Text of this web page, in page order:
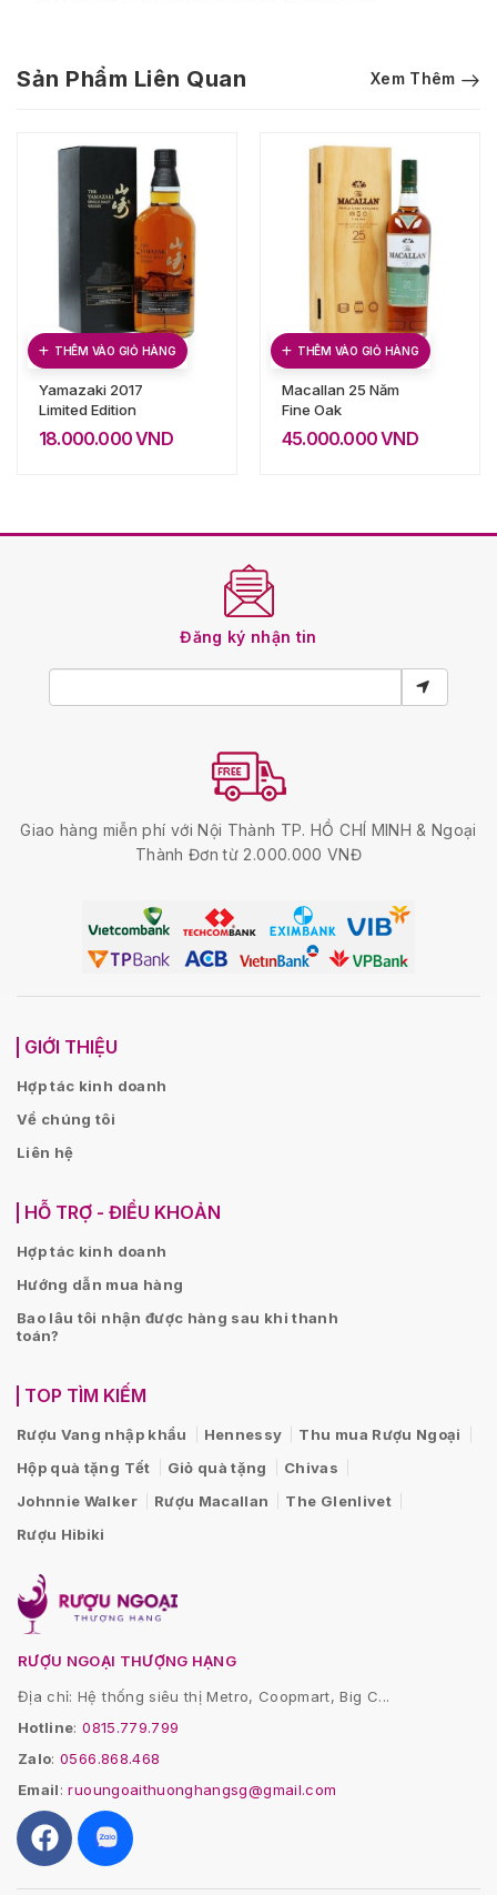
Sản Phẩm Liên Quan Xem Thêm
THÊM VÀO GIỎ HÀNG
Yamazaki 2017
Limited Edition
18.000.000VND
THÊM VÀO GIỎ HÀNG
Macallan 25 Năm
Fine Oak
45.000.000VND
Đăng ký nhận tin
Giao hàng miễn phí với Nội Thành TP. HỒ CHÍ MINH & Ngoại
Thành Đơn từ 2.000.000 VNĐ
GIỚI THIỆU
Hợp tác kinh doanh
Về chúng tôi
Liên hệ
HỖ TRỢ - ĐIỀU KHOẢN
Hợp tác kinh doanh
Hướng dẫn mua hàng
Bao lâu tôi nhận được hàng sau khi thanh
toán?
TOP TÌM KIẾM
Rượu Vang nhập khẩu Hennessy
Thu mua Rượu Ngoại
Hộp quà tặng Tết
Giỏ quà tặng
Chivas
Johnnie Walker
Rượu Macallan
The Glenlivet
Rượu Hibiki
RƯỢU NGOẠI THƯỢNG HẠNG
Địa chỉ: Hệ thống siêu thị Metro, Coopmart, Big C...
Hotline:0815.779.799
Zalo:0566.868.468
Email:ruoungoaithuonghangsg@gmail.com